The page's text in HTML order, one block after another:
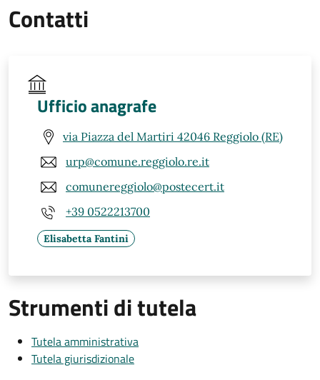
Contatti
Ufficio anagrafe
via Piazza del Martiri 42046 Reggiolo (RE)
urp@comune.reggiolo.re.it
comunereggiolo@postecert.it
+39 0522213700
Elisabetta Fantini
Strumenti di tutela
Tutela amministrativa
Tutela giurisdizionale